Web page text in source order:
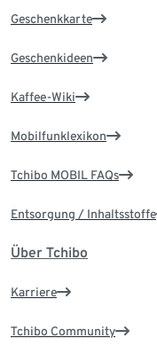
Geschenkkarte
Geschenkideen
Kaffee-Wiki
Mobilfunklexikon
Tchibo MOBIL FAQs
Entsorgung / Inhaltsstoffe
Über Tchibo
Karriere
Tchibo Community